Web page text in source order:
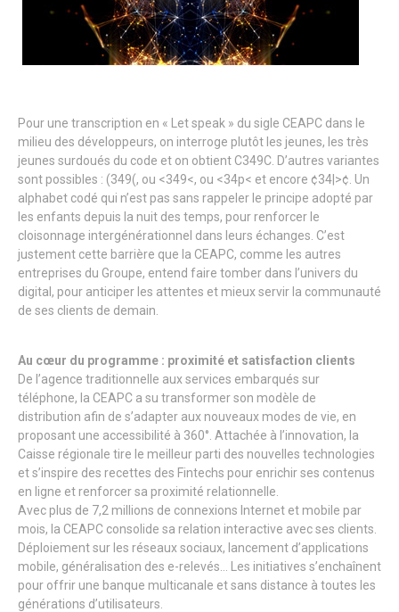
Pour une transcription en « Let speak » du sigle CEAPC dans le
milieu des développeurs, on interroge plutôt les jeunes, les très
jeunes surdoués du code et on obtient C349C. D’autres variantes
sont possibles : (349(, ou <349<, ou <34p< et encore ¢34|>¢. Un
alphabet codé qui n’est pas sans rappeler le principe adopté par
les enfants depuis la nuit des temps, pour renforcer le
cloisonnage intergénérationnel dans leurs échanges. C’est
justement cette barrière que la CEAPC, comme les autres
entreprises du Groupe, entend faire tomber dans l’univers du
digital, pour anticiper les attentes et mieux servir la communauté
de ses clients de demain.
Au cœur du programme : proximité et satisfaction clients
De l’agence traditionnelle aux services embarqués sur
téléphone, la CEAPC a su transformer son modèle de
distribution afin de s’adapter aux nouveaux modes de vie, en
proposant une accessibilité à 360°. Attachée à l’innovation, la
Caisse régionale tire le meilleur parti des nouvelles technologies
et s’inspire des recettes des Fintechs pour enrichir ses contenus
en ligne et renforcer sa proximité relationnelle.
Avec plus de 7,2 millions de connexions Internet et mobile par
mois, la CEAPC consolide sa relation interactive avec ses clients.
Déploiement sur les réseaux sociaux, lancement d’applications
mobile, généralisation des e-relevés… Les initiatives s’enchaînent
pour offrir une banque multicanale et sans distance à toutes les
générations d’utilisateurs.